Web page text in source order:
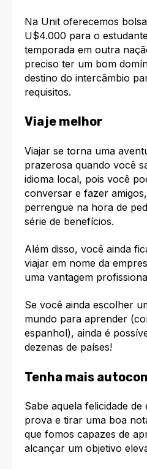
Na Unit oferecemos
U$4.000 para o
temporada em outra
preciso ter um bom
destino do intercâmbio
requisitos.
Viaje melhor
Viajar se torna uma
prazerosa quando você
idioma local, pois você
conversar e fazer
perrengue na hora de
série de benefícios.
Além disso, você ainda
viajar em nome da
uma vantagem
Se você ainda escolher
mundo para aprender
espanhol), ainda é
dezenas de países!
Tenha mais
Sabe aquela felicidade
prova e tirar uma boa
que fomos capazes de
alcançar um objetivo